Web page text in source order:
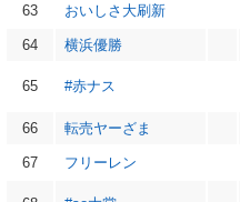
63 おいしさ大刷新
64 横浜優勝
65 #赤ナス
66 転売ヤーざま
67 フリーレン